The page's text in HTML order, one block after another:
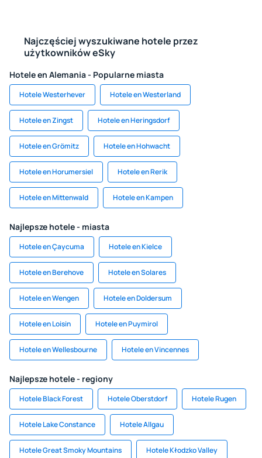
Najczęściej wyszukiwane hotele przez
użytkowników eSky
Hotele en Alemania - Popularne miasta
Hotele Westerhever Hotele en Westerland
Hotele en Zingst Hotele en Heringsdorf
Hotele en Grömitz Hotele en Hohwacht
Hotele en Horumersiel Hotele en Rerik
Hotele en Mittenwald Hotele en Kampen
Najlepsze hotele - miasta
Hotele en Çaycuma Hotele en Kielce
Hotele en Berehove Hotele en Solares
Hotele en Wengen Hotele en Doldersum
Hotele en Loisin Hotele en Puymirol
Hotele en Wellesbourne Hotele en Vincennes
Najlepsze hotele - regiony
Hotele Black Forest Hotele Oberstdorf Hotele Rugen
Hotele Lake Constance Hotele Allgau
Hotele Great Smoky Mountains Hotele Kłodzko Valley